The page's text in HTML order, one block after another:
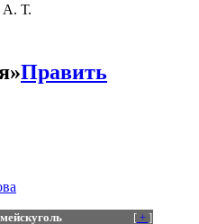
А. Т.
Править
[+ ]